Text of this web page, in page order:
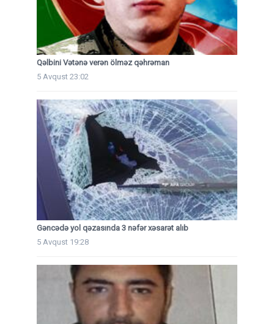
Qəlbini Vətənə verən ölməz qəhrəman
5 Avqust 23:02
Gəncədə yol qəzasında 3 nəfər xəsarət alıb
5 Avqust 19:28